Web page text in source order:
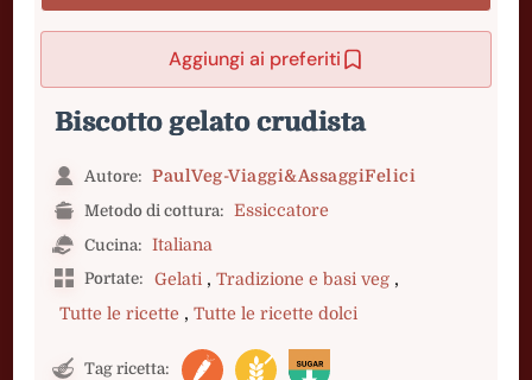
Aggiungi ai preferiti
Biscotto gelato crudista
Autore: PaulVeg-Viaggi&AssaggiFelici
Metodo di cottura: Essiccatore
Cucina: Italiana
Portate: Gelati , Tradizione e basi veg ,
Tutte le ricette , Tutte le ricette dolci
Tag ricetta: